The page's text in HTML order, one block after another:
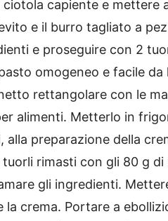
ciotola capiente e mettere
e il burro tagliato a
e proseguire con 2
omogeneo e facile da
rettangolare con le
alimenti. Metterlo in
alla preparazione della
rimasti con gli 80 g di
gli ingredienti.
la crema. Portare a